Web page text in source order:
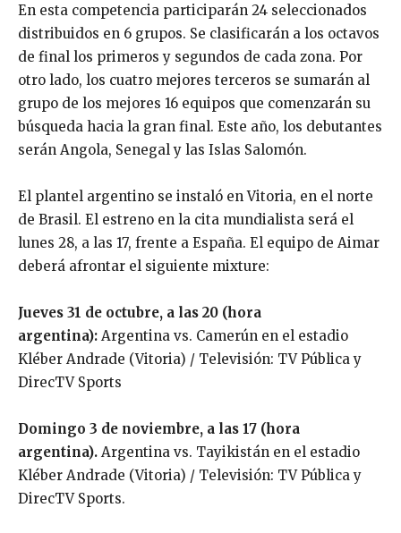
En esta competencia participarán 24 seleccionados
distribuidos en 6 grupos. Se clasificarán a los octavos
de final los primeros y segundos de cada zona. Por
otro lado, los cuatro mejores terceros se sumarán al
grupo de los mejores 16 equipos que comenzarán su
búsqueda hacia la gran final. Este año, los debutantes
serán Angola, Senegal y las Islas Salomón.
El plantel argentino se instaló en Vitoria, en el norte
de Brasil. El estreno en la cita mundialista será el
lunes 28, a las 17, frente a España. El equipo de Aimar
deberá afrontar el siguiente mixture:
Jueves 31 de octubre, a las 20 (hora
argentina): Argentina vs. Camerún en el estadio
Kléber Andrade (Vitoria) / Televisión: TV Pública y
DirecTV Sports
Domingo 3 de noviembre, a las 17 (hora
argentina). Argentina vs. Tayikistán en el estadio
Kléber Andrade (Vitoria) / Televisión: TV Pública y
DirecTV Sports.